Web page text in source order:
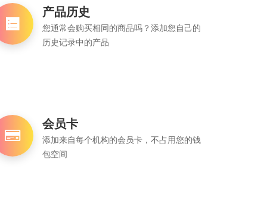
产品历史
您通常会购买相同的商品吗？添加您自己的
历史记录中的产品
会员卡
添加来自每个机构的会员卡，不占用您的钱
包空间